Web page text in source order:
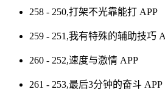
258 - 250,打架不光靠能打 APP
259 - 251,我有特殊的辅助技巧
260 - 252,速度与激情 APP
261 - 253,最后3分钟的奋斗 APP